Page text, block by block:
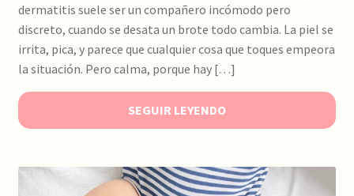
dermatitis suele ser un compañero incómodo pero
discreto, cuando se desata un brote todo cambia. La piel se
irrita, pica, y parece que cualquier cosa que toques empeora
la situación. Pero calma, porque hay […]
SEGUIR LEYENDO